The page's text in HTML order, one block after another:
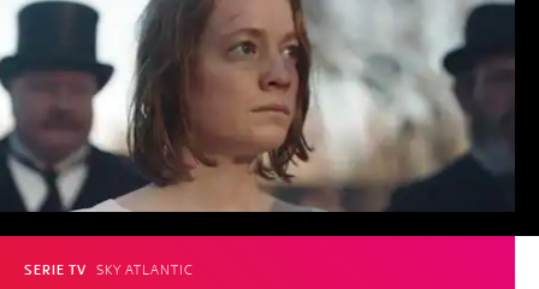
SERIE TV SKY ATLANTIC